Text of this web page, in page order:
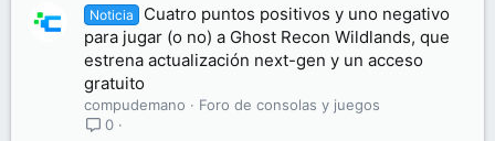
Noticia
Cuatro puntos positivos y uno negativo
para jugar (o no) a Ghost Recon Wildlands, que
estrena actualización next-gen y un acceso
gratuito
compudemano
Foro de consolas y juegos
0